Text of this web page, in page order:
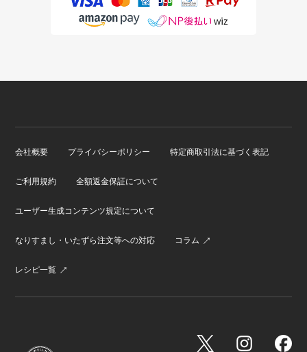
会社概要 プライバシーポリシー 特定商取引法に基づく表記
ご利用規約 全額返金保証について
ユーザー生成コンテンツ規定について
なりすまし・いたずら注文等への対応 コラム
レシピ一覧